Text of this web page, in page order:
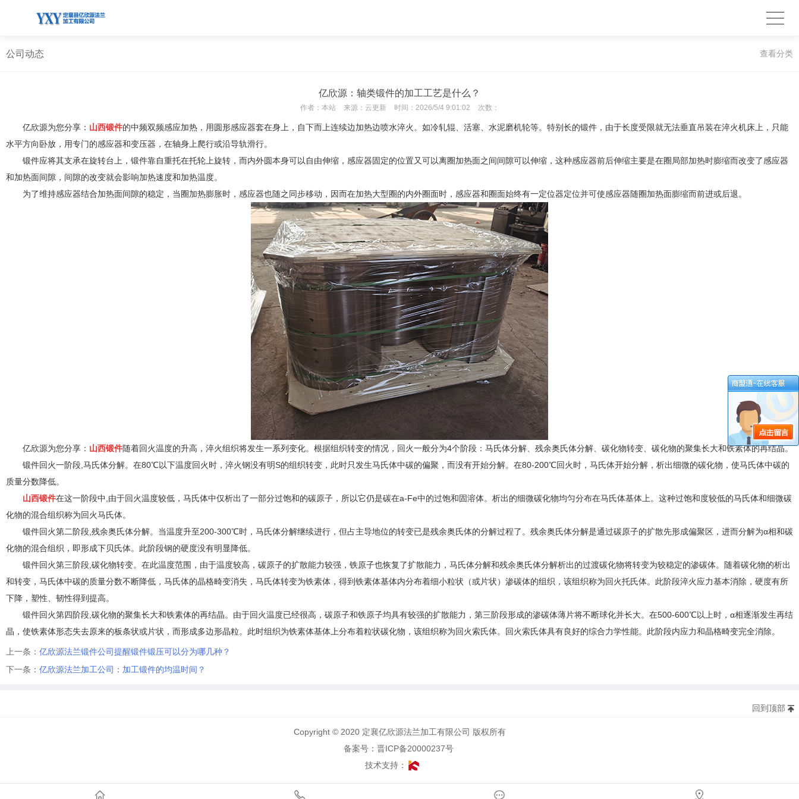
公司动态 查看分类
亿欣源：轴类锻件的加工工艺是什么？
作者： 本站 来源： 云更新 时间： 2026/5/4 9:01:02 次数：
亿欣源为您分享： 山西锻件的中频双频感应加热，用圆形感应器套在身上，自下而上连续边加热边喷水淬火。如冷轧辊、活塞、水泥磨机轮等。特别长的锻件，由于长度受限就无法垂直吊装在淬火机床上，只能
水平方向卧放，用专门的感应器和变压器，在轴身上爬行或沿导轨滑行。
锻件应将其支承在旋转台上，锻件靠自重托在托轮上旋转，而内外圆本身可以自由伸缩，感应器固定的位置又可以离圈加热面之间间隙可以伸缩，这种感应器前后伸缩主要是在圈局部加热时膨缩而改变了感应器
和加热面间隙，间隙的改变就会影响加热速度和加热温度。
为了维持感应器结合加热面间隙的稳定，当圈加热膨胀时，感应器也随之同步移动，因而在加热大型圈的内外圈面时，感应器和圈面始终有一定位器定位并可使感应器随圈加热面膨缩而前进或后退。
亿欣源为您分享： 山西锻件随着回火温度的升高，淬火组织将发生一系列变化。根据组织转变的情况，回火一般分为4个阶段：马氏体分解、残余奥氏体分解、碳化物转变、碳化物的聚集长大和铁素体的再结晶。
锻件回火一阶段,马氏体分解。在80℃以下温度回火时，淬火钢没有明S的组织转变，此时只发生马氏体中碳的偏聚，而没有开始分解。在80-200℃回火时，马氏体开始分解，析出细微的碳化物，使马氏体中碳的
质量分数降低。
山西锻件在这一阶段中,由于回火温度较低，马氏体中仅析出了一部分过饱和的碳原子，所以它仍是碳在a-Fe中的过饱和固溶体。析出的细微碳化物均匀分布在马氏体基体上。这种过饱和度较低的马氏体和细微碳
化物的混合组织称为回火马氏体。
锻件回火第二阶段,残余奥氏体分解。当温度升至200-300℃时，马氏体分解继续进行，但占主导地位的转变已是残余奥氏体的分解过程了。残余奥氏体分解是通过碳原子的扩散先形成偏聚区，进而分解为α相和碳
化物的混合组织，即形成下贝氏体。此阶段钢的硬度没有明显降低。
锻件回火第三阶段,碳化物转变。在此温度范围，由于温度较高，碳原子的扩散能力较强，铁原子也恢复了扩散能力，马氏体分解和残余奥氏体分解析出的过渡碳化物将转变为较稳定的渗碳体。随着碳化物的析出
和转变，马氏体中碳的质量分数不断降低，马氏体的晶格畸变消失，马氏体转变为铁素体，得到铁素体基体内分布着细小粒状（或片状）渗碳体的组织，该组织称为回火托氏体。此阶段淬火应力基本消除，硬度有所
下降，塑性、韧性得到提高。
锻件回火第四阶段,碳化物的聚集长大和铁素体的再结晶。由于回火温度已经很高，碳原子和铁原子均具有较强的扩散能力，第三阶段形成的渗碳体薄片将不断球化并长大。在500-600℃以上时，α相逐渐发生再结
晶，使铁素体形态失去原来的板条状或片状，而形成多边形晶粒。此时组织为铁素体基体上分布着粒状碳化物，该组织称为回火索氏体。回火索氏体具有良好的综合力学性能。此阶段内应力和晶格畸变完全消除。
上一条： 亿欣源法兰锻件公司提醒锻件锻压可以分为哪几种？
下一条： 亿欣源法兰加工公司：加工锻件的均温时间？
回到顶部
Copyright © 2020 定襄亿欣源法兰加工有限公司 版权所有
备案号：晋ICP备20000237号
技术支持：